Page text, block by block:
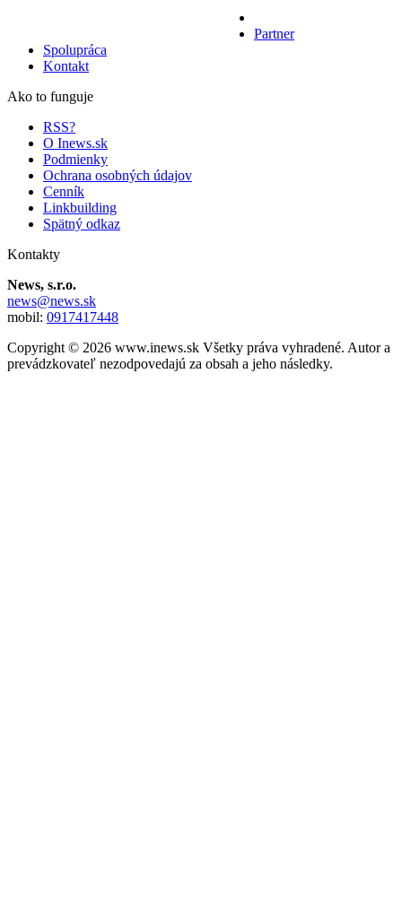
Partner
Spolupráca
Kontakt
Ako to funguje
RSS?
O Inews.sk
Podmienky
Ochrana osobných údajov
Cenník
Linkbuilding
Spätný odkaz
Kontakty
News, s.r.o.
news@news.sk
mobil: 0917417448
Copyright © 2026 www.inews.sk Všetky práva vyhradené. Autor a
prevádzkovateľ nezodpovedajú za obsah a jeho následky.